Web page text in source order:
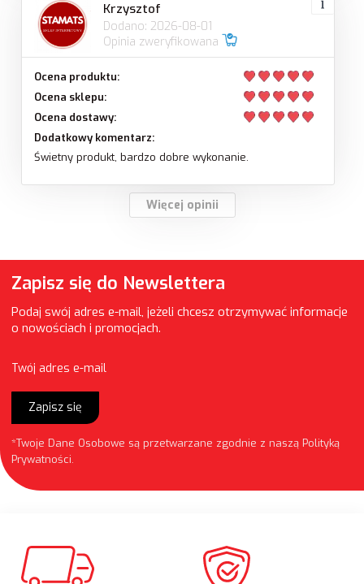
Krzysztof
Dodano: 2026-08-01
Opinia zweryfikowana
Ocena produktu:
Ocena sklepu:
Ocena dostawy:
Dodatkowy komentarz:
Świetny produkt, bardzo dobre wykonanie.
Więcej opinii
Zapisz się do Newslettera
Podaj swój adres e-mail, jeżeli chcesz otrzymywać informacje
o nowościach i promocjach.
Twój adres e-mail
Zapisz się
*Twoje Dane Osobowe są przetwarzane zgodnie z naszą Polityką
Prywatności.